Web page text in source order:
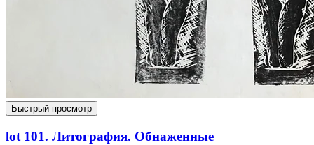
Быстрый просмотр
lot 101. Литография. Обнаженные